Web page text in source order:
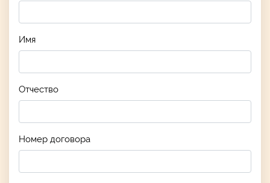
Имя
Отчество
Номер договора